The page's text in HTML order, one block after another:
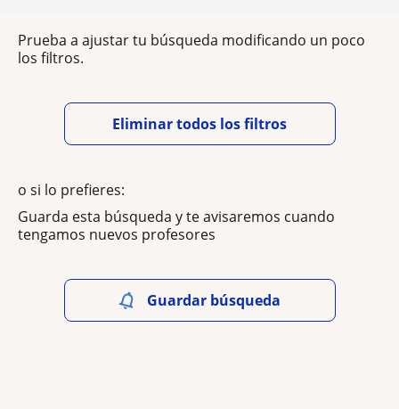
Prueba a ajustar tu búsqueda modificando un poco
los filtros.
Eliminar todos los filtros
o si lo prefieres:
Guarda esta búsqueda y te avisaremos cuando
tengamos nuevos profesores
Guardar búsqueda